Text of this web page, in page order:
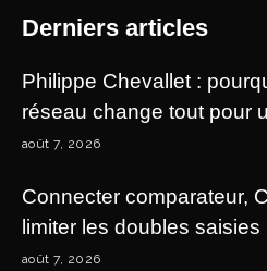
Derniers articles
Philippe Chevallet :
réseau change tout pour
août 7, 2026
Connecter comparateur,
limiter les doubles saisies
août 7, 2026